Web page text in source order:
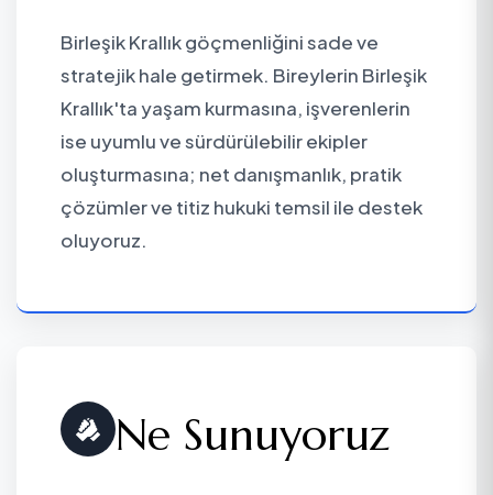
Birleşik Krallık göçmenliğini sade ve
stratejik hale getirmek. Bireylerin Birleşik
Krallık'ta yaşam kurmasına, işverenlerin
ise uyumlu ve sürdürülebilir ekipler
oluşturmasına; net danışmanlık, pratik
çözümler ve titiz hukuki temsil ile destek
oluyoruz.
Ne Sunuyoruz